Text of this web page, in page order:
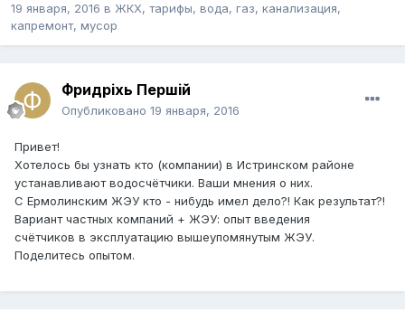
19 января, 2016 в ЖКХ, тарифы, вода, газ, канализация,
капремонт, мусор
Фридрixь Першiй
Опубликовано 19 января, 2016
Привет!
Хотелось бы узнать кто (компании) в Истринском районе
устанавливают водосчётчики. Ваши мнения о них.
С Ермолинским ЖЭУ кто - нибудь имел дело?! Как результат?!
Вариант частных компаний + ЖЭУ: опыт введения
счётчиков в эксплуатацию вышеупомянутым ЖЭУ.
Поделитесь опытом.